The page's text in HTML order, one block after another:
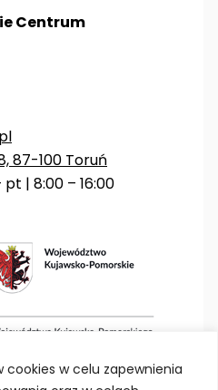
cookies w celu zapewnienia
Centrum
87-100 Toruń
| 8:00 – 16:00